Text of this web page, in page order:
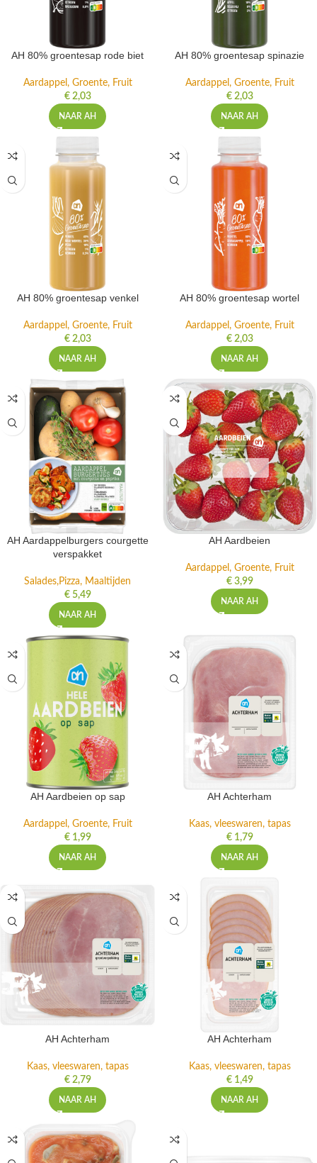
AH 80% groentesap rode biet
Aardappel, Groente, Fruit
€2,03
NAAR AH
AH 80% groentesap spinazie
Aardappel, Groente, Fruit
€2,03
NAAR AH
AH 80% groentesap venkel
Aardappel, Groente, Fruit
€2,03
NAAR AH
AH 80% groentesap wortel
Aardappel, Groente, Fruit
€2,03
NAAR AH
AH Aardappelburgers courgette
verspakket
Salades,Pizza, Maaltijden
€5,49
NAAR AH
AH Aardbeien
Aardappel, Groente, Fruit
€3,99
NAAR AH
AH Aardbeien op sap
Aardappel, Groente, Fruit
€1,99
NAAR AH
AH Achterham
Kaas, vleeswaren, tapas
€1,79
NAAR AH
AH Achterham
Kaas, vleeswaren, tapas
€2,79
NAAR AH
AH Achterham
Kaas, vleeswaren, tapas
€1,49
NAAR AH